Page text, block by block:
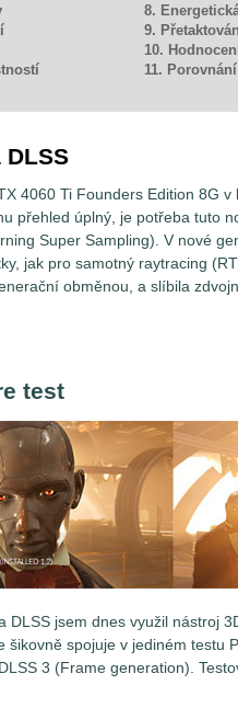
8.
9.
10.
11.
4060 Ti Founders Edition 8G v
přehled úplný, je potřeba tuto
Super Sampling). V nové
jak pro samotný raytracing
obměnou, a slíbila
test
DLSS jsem dnes využil nástroj
šikovně spojuje v jediném testu
3 (Frame generation).